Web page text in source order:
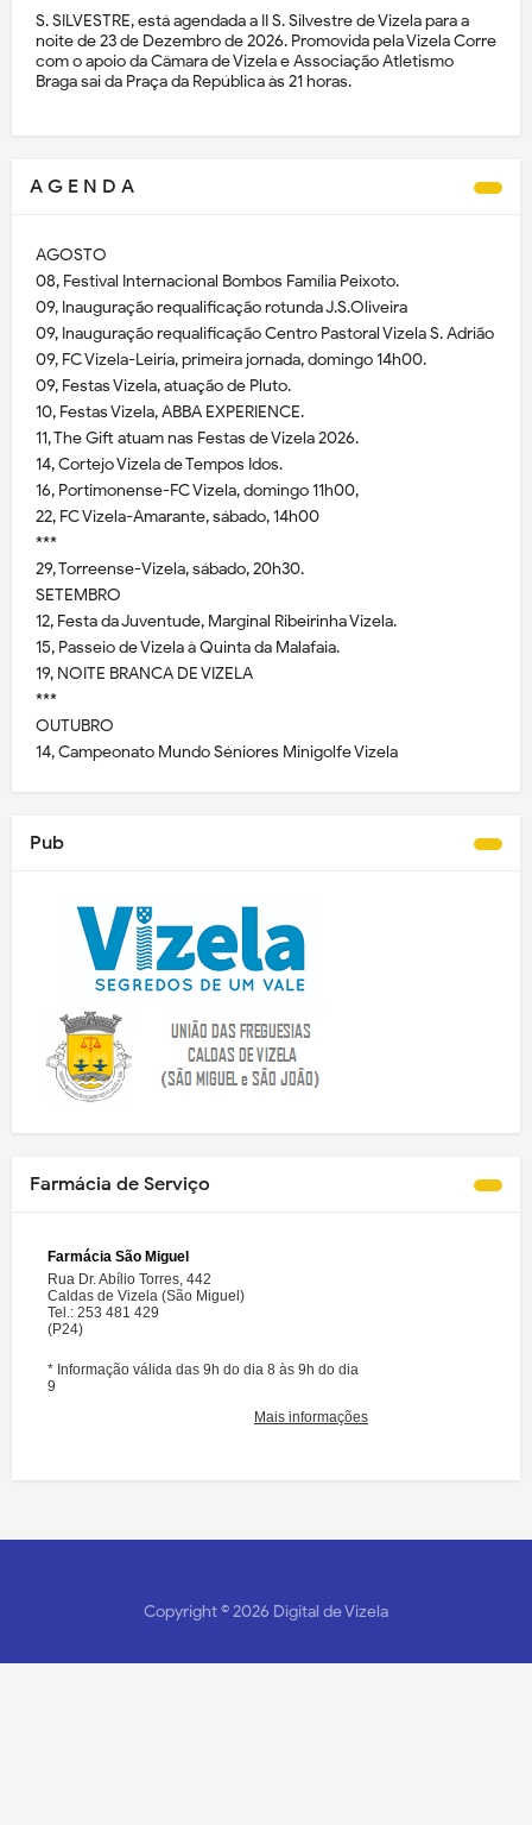
S. SILVESTRE, está agendada a II S. Silvestre de Vizela para a
noite de 23 de Dezembro de 2026. Promovida pela Vizela Corre
com o apoio da Câmara de Vizela e Associação Atletismo
Braga sai da Praça da República às 21 horas.
A G E N D A
AGOSTO
08, Festival Internacional Bombos Família Peixoto.
09, Inauguração requalificação rotunda J.S.Oliveira
09, Inauguração requalificação Centro Pastoral Vizela S. Adrião
09, FC Vizela-Leiria, primeira jornada, domingo 14h00.
09, Festas Vizela, atuação de Pluto.
10, Festas Vizela, ABBA EXPERIENCE.
11, The Gift atuam nas Festas de Vizela 2026.
14, Cortejo Vizela de Tempos Idos.
16, Portimonense-FC Vizela, domingo 11h00,
22, FC Vizela-Amarante, sábado, 14h00
***
29, Torreense-Vizela, sábado, 20h30.
SETEMBRO
12, Festa da Juventude, Marginal Ribeirinha Vizela.
15, Passeio de Vizela à Quinta da Malafaia.
19, NOITE BRANCA DE VIZELA
***
OUTUBRO
14, Campeonato Mundo Séniores Minigolfe Vizela
Pub
Farmácia de Serviço
Copyright ©2026 Digital de Vizela